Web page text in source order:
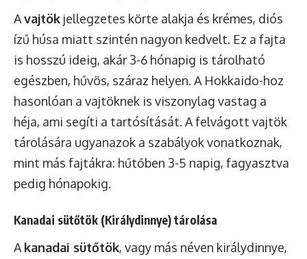
Avajtök jellegzetes körte alakja és krémes, diós
ízű húsa miatt szintén nagyon kedvelt. Ez a fajta
is hosszú ideig, akár 3-6 hónapig is tárolható
egészben, hűvös, száraz helyen. A Hokkaido-hoz
hasonlóan a vajtöknek is viszonylag vastag a
héja, ami segíti a tartósítását. A felvágott vajtök
tárolására ugyanazok a szabályok vonatkoznak,
mint más fajtákra: hűtőben 3-5 napig, fagyasztva
pedig hónapokig.
Kanadai sütőtök (Királydinnye) tárolása
A kanadai sütőtök, vagy más néven királydinnye,